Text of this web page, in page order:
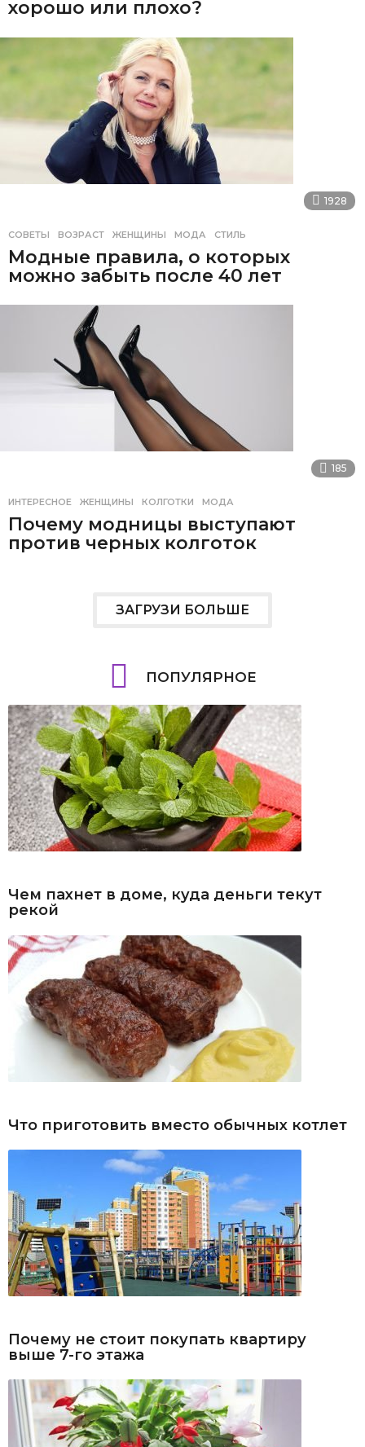
хорошо или плохо?
1928
СОВЕТЫ ВОЗРАСТ ,ЖЕНЩИНЫ ,МОДА ,СТИЛЬ
Модные правила, о которых
можно забыть после 40 лет
185
ИНТЕРЕСНОЕ ЖЕНЩИНЫ ,КОЛГОТКИ ,МОДА
Почему модницы выступают
против черных колготок
ЗАГРУЗИ БОЛЬШЕ
ПОПУЛЯРНОЕ
Чем пахнет в доме, куда деньги текут
рекой
Что приготовить вместо обычных котлет
Почему не стоит покупать квартиру
выше 7-го этажа